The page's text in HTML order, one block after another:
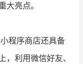
大亮点。
程序商店还具备
，利用微信好友、